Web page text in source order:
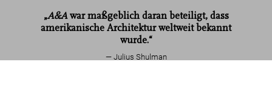
„A&Awar maßgeblich daran beteiligt, dass
amerikanische Architektur weltweit bekannt
wurde.“
Julius Shulman